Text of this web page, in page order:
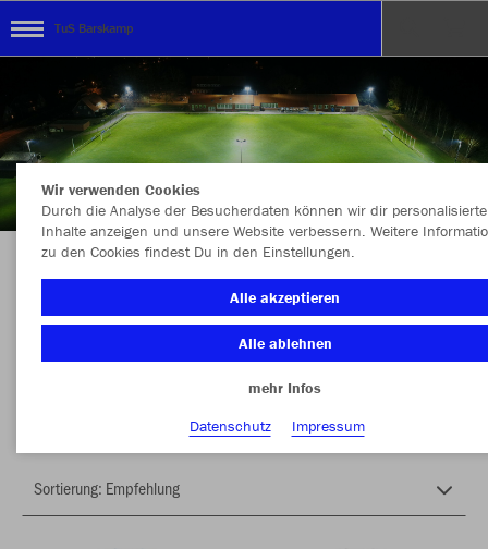
TuS Barskamp
Herzlich Willkommen im Teamshop TuS
Barskamp
Wir verwenden Cookies
Durch die Analyse der Besucherdaten können wir dir personalisierte
Inhalte anzeigen und unsere Website verbessern. Weitere
zu den Cookies findest Du in den Einstellungen.
Alle akzeptieren
Alle ablehnen
mehr Infos
Datenschutz
Impressum